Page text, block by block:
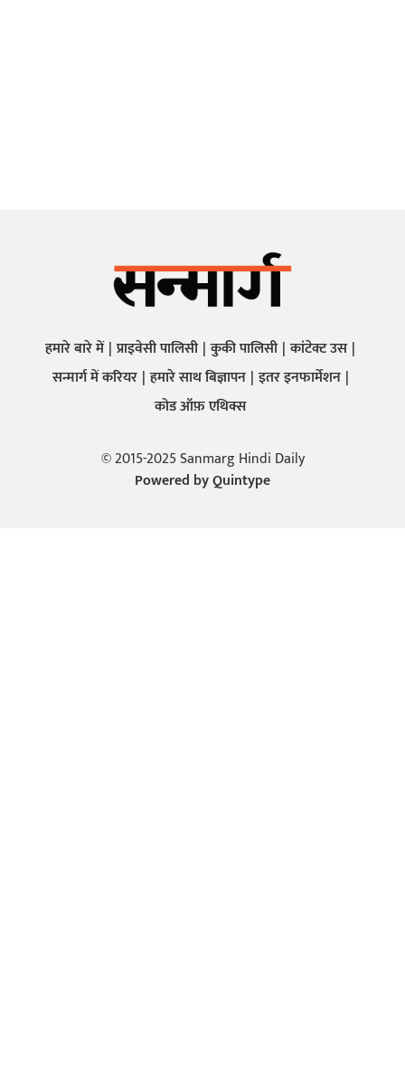
हमारे बारे में प्राइवेसी पालिसी कुकी पालिसी कांटेक्ट उस
सन्मार्ग में करियर हमारे साथ बिज्ञापन इतर इनफार्मेशन
कोड ऑफ़ एथिक्स
© 2015-2025 Sanmarg Hindi Daily
Powered byQuintype